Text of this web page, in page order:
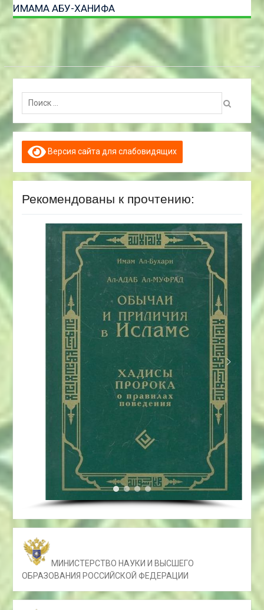
ИМАМА АБУ-ХАНИФА
Поиск:
Версия сайта для слабовидящих
Рекомендованы к прочтению:
МИНИСТЕРСТВО НАУКИ И ВЫСШЕГО
ОБРАЗОВАНИЯ РОССИЙСКОЙ ФЕДЕРАЦИИ